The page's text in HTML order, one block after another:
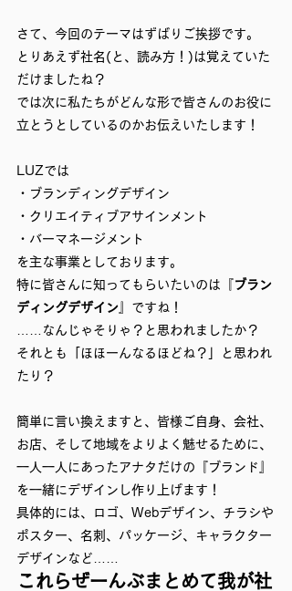
さて、今回のテーマはずばりご挨拶です。
とりあえず社名(と、読み方！)は覚えていた
だけましたね？
では次に私たちがどんな形で皆さんのお役に
立とうとしているのかお伝えいたします！
LUZでは
・ブランディングデザイン
・クリエイティブアサインメント
・バーマネージメント
を主な事業としております。
特に皆さんに知ってもらいたいのは『
ブラン
ディングデザイン 』ですね！
……なんじゃそりゃ？と思われましたか？
それとも「ほほーんなるほどね？」と思われ
たり？
簡単に言い換えますと、皆様ご自身、会社、
お店、そして地域をよりよく魅せるために、
一人一人にあったアナタだけの『ブランド』
を一緒にデザインし作り上げます！
具体的には、ロゴ、Webデザイン、チラシや
ポスター、名刺、パッケージ、キャラクター
デザインなど……
これらぜーんぶまとめて我が社